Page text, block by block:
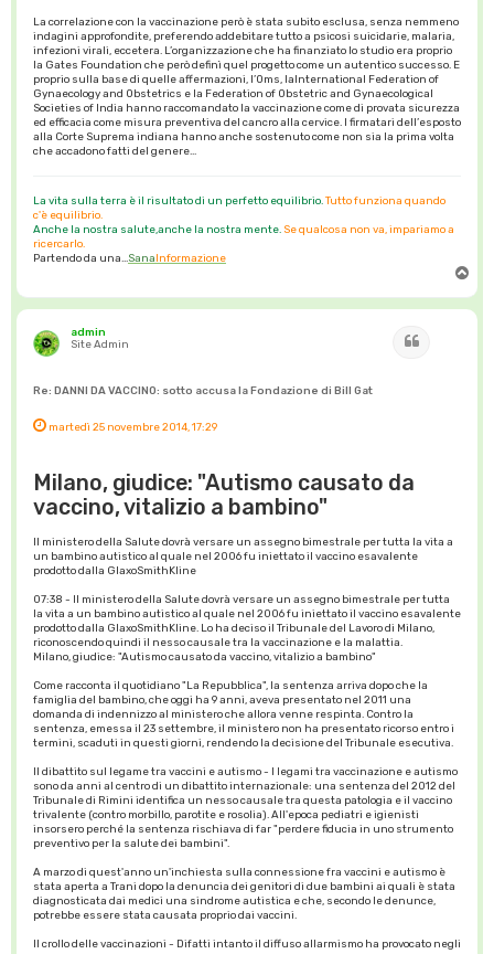
La correlazione con la vaccinazione però è stata subito esclusa, senza nemmeno
indagini approfondite, preferendo addebitare tutto a psicosi suicidarie, malaria,
infezioni virali, eccetera. L’organizzazione che ha finanziato lo studio era proprio
la Gates Foundation che però definì quel progetto come un autentico successo. E
proprio sulla base di quelle affermazioni, l’Oms, laInternational Federation of
Gynaecology and Obstetrics e la Federation of Obstetric and Gynaecological
Societies of India hanno raccomandato la vaccinazione come di provata sicurezza
ed efficacia come misura preventiva del cancro alla cervice. I firmatari dell’esposto
alla Corte Suprema indiana hanno anche sostenuto come non sia la prima volta
che accadono fatti del genere...
La vita sulla terra è il risultato di un perfetto equilibrio. Tutto funziona quando
c'è equilibrio.
Anche la nostra salute,anche la nostra mente. Se qualcosa non va, impariamo a
ricercarlo.
Partendo da una... SanaInformazione
p
admin
Site Admin
Re: DANNI DA VACCINO: sotto accusa la Fondazione di Bill Gat
martedì 25 novembre 2014, 17:29
Milano, giudice: "Autismo causato da
vaccino, vitalizio a bambino"
Il ministero della Salute dovrà versare un assegno bimestrale per tutta la vita a
un bambino autistico al quale nel 2006 fu iniettato il vaccino esavalente
prodotto dalla GlaxoSmithKline
07:38 - Il ministero della Salute dovrà versare un assegno bimestrale per tutta
la vita a un bambino autistico al quale nel 2006 fu iniettato il vaccino esavalente
prodotto dalla GlaxoSmithKline. Lo ha deciso il Tribunale del Lavoro di Milano,
riconoscendo quindi il nesso causale tra la vaccinazione e la malattia.
Milano, giudice: "Autismo causato da vaccino, vitalizio a bambino"
Come racconta il quotidiano "La Repubblica", la sentenza arriva dopo che la
famiglia del bambino, che oggi ha 9 anni, aveva presentato nel 2011 una
domanda di indennizzo al ministero che allora venne respinta. Contro la
sentenza, emessa il 23 settembre, il ministero non ha presentato ricorso entro i
termini, scaduti in questi giorni, rendendo la decisione del Tribunale esecutiva.
Il dibattito sul legame tra vaccini e autismo - I legami tra vaccinazione e autismo
sono da anni al centro di un dibattito internazionale: una sentenza del 2012 del
Tribunale di Rimini identifica un nesso causale tra questa patologia e il vaccino
trivalente (contro morbillo, parotite e rosolia). All'epoca pediatri e igienisti
insorsero perché la sentenza rischiava di far "perdere fiducia in uno strumento
preventivo per la salute dei bambini".
A marzo di quest'anno un'inchiesta sulla connessione fra vaccini e autismo è
stata aperta a Trani dopo la denuncia dei genitori di due bambini ai quali è stata
diagnosticata dai medici una sindrome autistica e che, secondo le denunce,
potrebbe essere stata causata proprio dai vaccini.
Il crollo delle vaccinazioni - Difatti intanto il diffuso allarmismo ha provocato negli